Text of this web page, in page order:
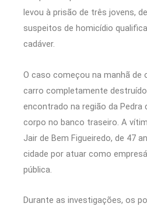
levou à prisão de três jovens,
suspeitos de homicídio
cadáver.
O caso começou na manhã de
carro completamente
encontrado na região da Pedra
corpo no banco traseiro. A
Jair de Bem Figueiredo, de 47
cidade por atuar como
pública.
Durante as investigações, os